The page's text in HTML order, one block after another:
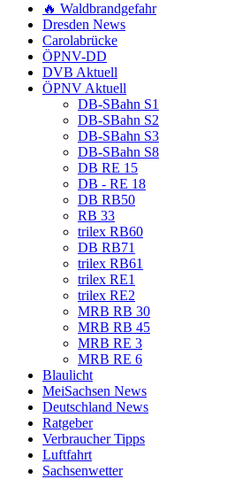
🔥 Waldbrandgefahr
Dresden News
Carolabrücke
ÖPNV-DD
DVB Aktuell
ÖPNV Aktuell
DB-SBahn S1
DB-SBahn S2
DB-SBahn S3
DB-SBahn S8
DB RE 15
DB - RE 18
DB RB50
RB 33
trilex RB60
DB RB71
trilex RB61
trilex RE1
trilex RE2
MRB RB 30
MRB RB 45
MRB RE 3
MRB RE 6
Blaulicht
MeiSachsen News
Deutschland News
Ratgeber
Verbraucher Tipps
Luftfahrt
Sachsenwetter